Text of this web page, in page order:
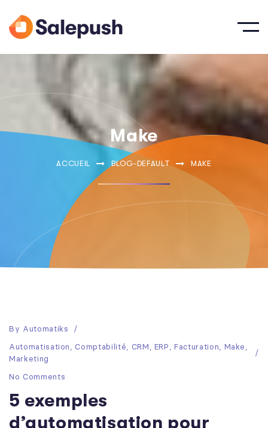
Make
ACCUEIL BLOG-DEFAULT MAKE
By Automatiks
Automatisation
Comptabilité CRM ERP Facturation Make
Marketing
No Comments
5 exemples
d’automatisation pour